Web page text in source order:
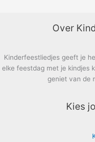
Over
Kinderfeestliedjes geeft je
elke feestdag met je kindjes
geniet van de
Kies